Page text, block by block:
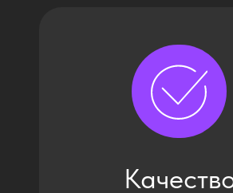
конструкций "ПОДАРОК" для
упаковки подарков в торговых
центрах в 6 городах России.
От Новосибирска до
Тулы.Конструкции были установлены
площадках торгово-развлекательных